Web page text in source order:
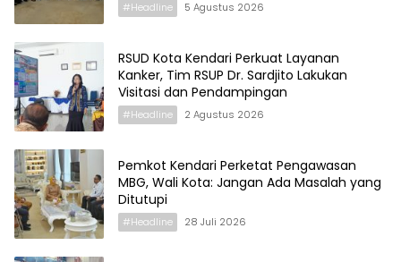
#Headline 5 Agustus 2026
RSUD Kota Kendari Perkuat Layanan
Kanker, Tim RSUP Dr. Sardjito Lakukan
Visitasi dan Pendampingan
#Headline 2 Agustus 2026
Pemkot Kendari Perketat Pengawasan
MBG, Wali Kota: Jangan Ada Masalah yang
Ditutupi
#Headline 28 Juli 2026